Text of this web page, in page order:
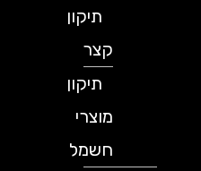
תיקון
תיקון
מוצרי
חשמל